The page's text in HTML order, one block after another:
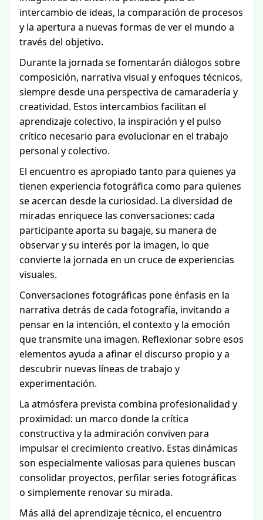
intercambio de ideas, la comparación de procesos
y la apertura a nuevas formas de ver el mundo a
través del objetivo.
Durante la jornada se fomentarán diálogos sobre
composición, narrativa visual y enfoques técnicos,
siempre desde una perspectiva de camaradería y
creatividad. Estos intercambios facilitan el
aprendizaje colectivo, la inspiración y el pulso
crítico necesario para evolucionar en el trabajo
personal y colectivo.
El encuentro es apropiado tanto para quienes ya
tienen experiencia fotográfica como para quienes
se acercan desde la curiosidad. La diversidad de
miradas enriquece las conversaciones: cada
participante aporta su bagaje, su manera de
observar y su interés por la imagen, lo que
convierte la jornada en un cruce de experiencias
visuales.
Conversaciones fotográficas pone énfasis en la
narrativa detrás de cada fotografía, invitando a
pensar en la intención, el contexto y la emoción
que transmite una imagen. Reflexionar sobre esos
elementos ayuda a afinar el discurso propio y a
descubrir nuevas líneas de trabajo y
experimentación.
La atmósfera prevista combina profesionalidad y
proximidad: un marco donde la crítica
constructiva y la admiración conviven para
impulsar el crecimiento creativo. Estas dinámicas
son especialmente valiosas para quienes buscan
consolidar proyectos, perfilar series fotográficas
o simplemente renovar su mirada.
Más allá del aprendizaje técnico, el encuentro